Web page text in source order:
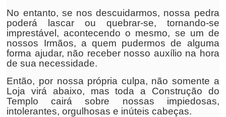
No entanto, se nos descuidarmos, nossa pedra
poderá lascar ou quebrar-se, tornando-se
imprestável, acontecendo o mesmo, se um de
nossos Irmãos, a quem pudermos de alguma
forma ajudar, não receber nosso auxílio na hora
de sua necessidade.
Então, por nossa própria culpa, não somente a
Loja virá abaixo, mas toda a Construção do
Templo cairá sobre nossas impiedosas,
intolerantes, orgulhosas e inúteis cabeças.